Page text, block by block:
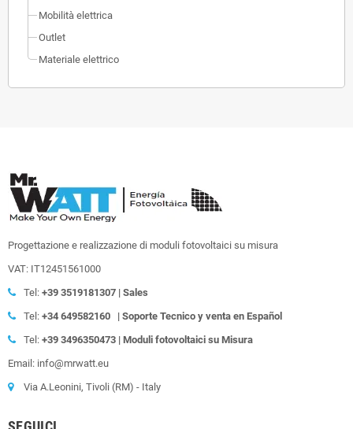
Mobilità elettrica
Outlet
Materiale elettrico
Progettazione e realizzazione di moduli fotovoltaici su misura
VAT: IT12451561000
Tel: +39 3519181307 | Sales
Tel: +34 649582160 | Soporte Tecnico y venta en Español
Tel: +39 3496350473 | Moduli fotovoltaici su Misura
Email: info@mrwatt.eu
Via A.Leonini, Tivoli (RM) - Italy